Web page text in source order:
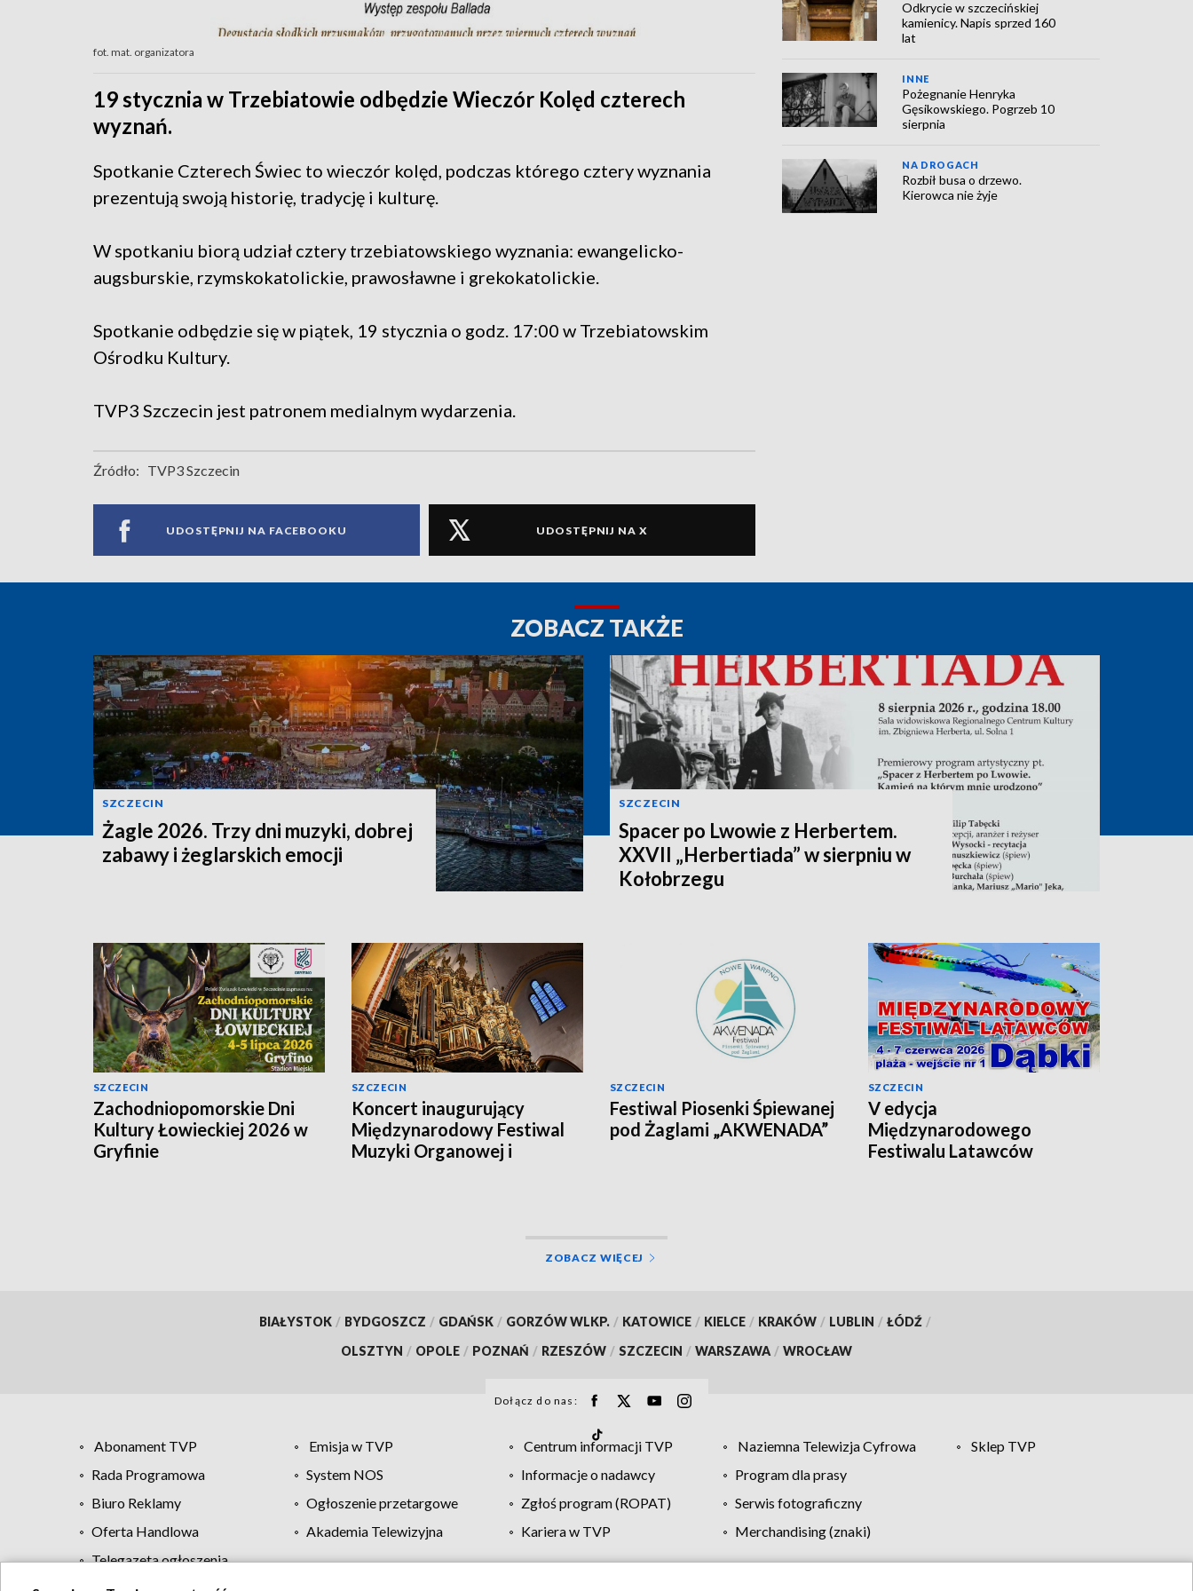
fot. mat. organizatora
19 stycznia w Trzebiatowie odbędzie Wieczór Kolęd czterech
wyznań.
Spotkanie Czterech Świec to wieczór kolęd, podczas którego cztery wyznania
prezentują swoją historię, tradycję i kulturę.
W spotkaniu biorą udział cztery trzebiatowskiego wyznania: ewangelicko-
augsburskie, rzymskokatolickie, prawosławne i grekokatolickie.
Spotkanie odbędzie się w piątek, 19 stycznia o godz. 17:00 w Trzebiatowskim
Ośrodku Kultury.
TVP3 Szczecin jest patronem medialnym wydarzenia.
Źródło: TVP3 Szczecin
UDOSTĘPNIJ NA FACEBOOKU UDOSTĘPNIJ NA X
Odkrycie w szczecińskiej
kamienicy. Napis sprzed 160
lat
INNE
Pożegnanie Henryka
Gęsikowskiego. Pogrzeb 10
sierpnia
NA DROGACH
Rozbił busa o drzewo.
Kierowca nie żyje
ZOBACZ TAKŻE
SZCZECIN
Żagle 2026. Trzy dni muzyki, dobrej
zabawy i żeglarskich emocji
SZCZECIN
Spacer po Lwowie z Herbertem.
XXVII „Herbertiada” w sierpniu w
Kołobrzegu
SZCZECIN
Zachodniopomorskie Dni
Kultury Łowieckiej 2026 w
Gryfinie
SZCZECIN
Koncert inaugurujący
Międzynarodowy Festiwal
Muzyki Organowej i
SZCZECIN
Festiwal Piosenki Śpiewanej
pod Żaglami „AKWENADA”
SZCZECIN
V edycja
Międzynarodowego
Festiwalu Latawców
ZOBACZ WIĘCEJ
BIAŁYSTOK / BYDGOSZCZ / GDAŃSK / GORZÓW WLKP. / KATOWICE / KIELCE / KRAKÓW / LUBLIN / ŁÓDŹ /
OLSZTYN / OPOLE / POZNAŃ / RZESZÓW / SZCZECIN / WARSZAWA / WROCŁAW
Dołącz do nas:
Abonament TVP Emisja w TVP Centrum informacji TVP Naziemna Telewizja Cyfrowa
Sklep TVP
Rada Programowa
System NOS Informacje o nadawcy
Program dla prasy
Biuro Reklamy
Ogłoszenie przetargowe Zgłoś program (ROPAT)
Serwis fotograficzny
Oferta Handlowa
Akademia Telewizyjna Kariera w TVP
Merchandising (znaki)
Telegazeta ogłoszenia